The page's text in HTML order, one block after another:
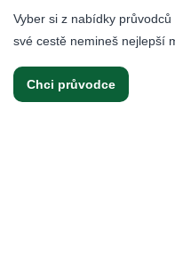
Vyber si z nabídky
své cestě nemineš nejlepší
Chci průvodce